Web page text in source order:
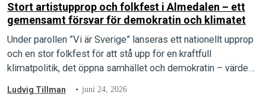
Stort artistupprop och folkfest i Almedalen – ett
gemensamt försvar för demokratin och klimatet
Under parollen ”Vi är Sverige” lanseras ett nationellt upprop
och en stor folkfest för att stå upp för en kraftfull
klimatpolitik, det öppna samhället och demokratin – värden
Ludvig Tillman juni 24, 2026